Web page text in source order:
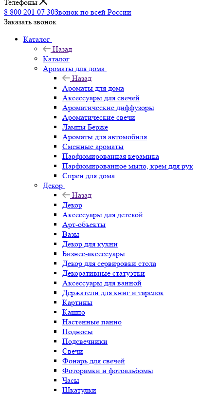
Телефоны
8 800 201 07 30Звонок по всей России
Заказать звонок
Каталог
Назад
Каталог
Ароматы для дома
Назад
Ароматы для дома
Аксессуары для свечей
Ароматические диффузоры
Ароматические свечи
Лампы Берже
Ароматы для автомобиля
Сменные ароматы
Парфюмированная керамика
Парфюмированное мыло, крем для рук
Спреи для дома
Декор
Назад
Декор
Аксессуары для детской
Арт-объекты
Вазы
Декор для кухни
Бизнес-аксессуары
Декор для сервировки стола
Декоративные статуэтки
Аксессуары для ванной
Держатели для книг и тарелок
Картины
Кашпо
Настенные панно
Подносы
Подсвечники
Свечи
Фонарь для свечей
Фоторамки и фотоальбомы
Часы
Шкатулки